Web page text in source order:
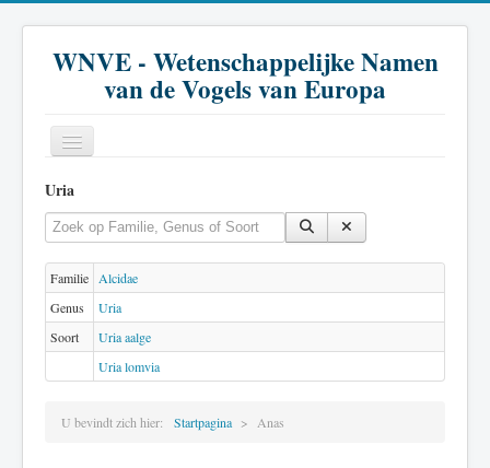
WNVE - Wetenschappelijke Namen
van de Vogels van Europa
Home
Inleiding
Soort
Genus
Familie
Literatuur
Uria
Vul een deel van de titel in
Familie
Alcidae
Genus
Uria
Soort
Uria aalge
Uria lomvia
U bevindt zich hier: Startpagina Anas